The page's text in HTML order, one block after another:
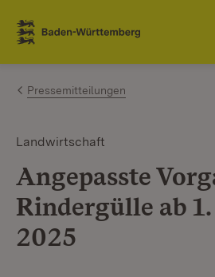
Zum Inhalt springen
Link zur Startseite
Pressemitteilungen
Landwirtschaft
Angepasste
Rindergülle ab
2025